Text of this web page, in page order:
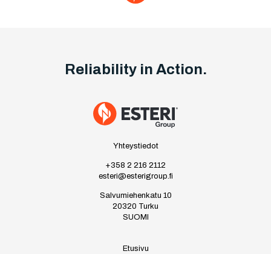
Reliability in Action.
Yhteystiedot
+358 2 216 2112
esteri@esterigroup.fi
Salvumiehenkatu 10
20320 Turku
SUOMI
Etusivu